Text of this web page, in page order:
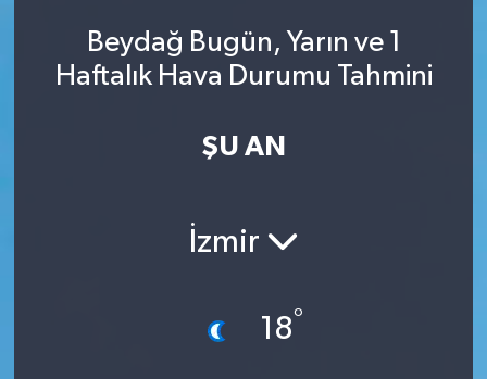
Beydağ Bugün, Yarın ve 1
Haftalık Hava Durumu Tahmini
ŞU AN
İzmir
18°
Süper Lig Puan Durumu ve Fikstür
Son Dakika Haberleri